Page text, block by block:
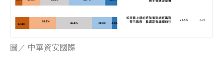
圖／ 中華資安國際